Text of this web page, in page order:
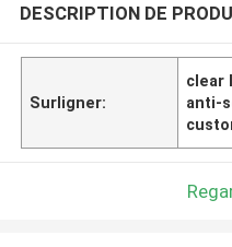
DESCRIPTION DE
Surligner:
clear
anti-